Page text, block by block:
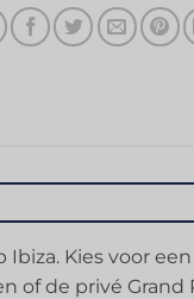
Kies voor
of de privé Grand